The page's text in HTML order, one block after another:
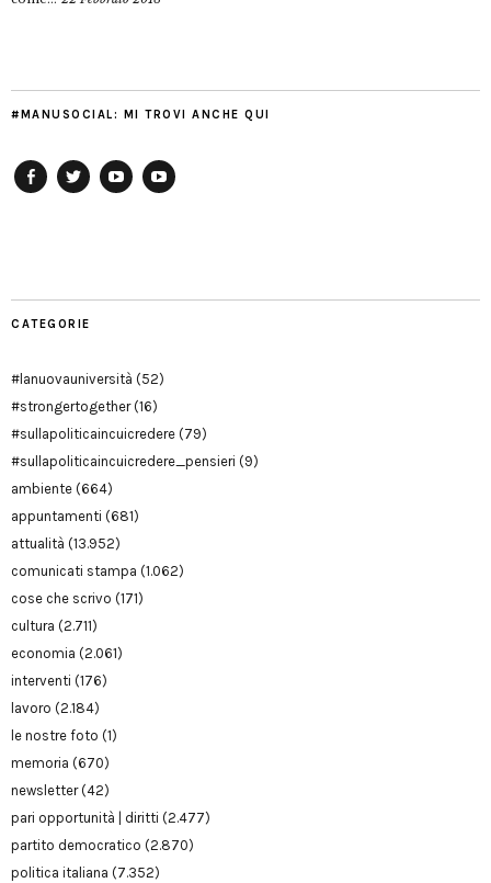
#MANUSOCIAL: MI TROVI ANCHE QUI
CATEGORIE
#lanuovauniversità (52)
#strongertogether(16)
#sullapoliticaincuicredere (79)
#sullapoliticaincuicredere_pensieri (9)
ambiente (664)
appuntamenti (681)
attualità (13.952)
comunicati stampa (1.062)
cose che scrivo (171)
cultura (2.711)
economia (2.061)
interventi (176)
lavoro (2.184)
le nostre foto (1)
memoria (670)
newsletter(42)
pari opportunità | diritti (2.477)
partito democratico (2.870)
politica italiana (7.352)